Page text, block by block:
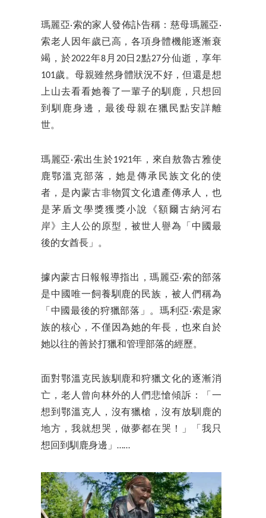
瑪麗亞·索的家人發佈訃告稱：慈母瑪麗亞·
索老人因年歲已高，各項身體機能逐漸衰
竭，於2022年8月20日2點27分仙逝，享年
101歲。母親雖然身體狀況不好，但還是想
上山去看看她養了一輩子的馴鹿，只想回
到馴鹿身邊，最後母親在獵民點安詳離
世。
瑪麗亞·索出生於1921年，來自敖魯古雅使
鹿鄂溫克部落，她是傳承民族文化的使
者，是內蒙古非物質文化遺產傳承人，也
是茅盾文學獎獲獎小說《額爾古納河右
岸》主人公的原型，被世人譽為「中國最
後的女酋長」。
據內蒙古日報報導指出，瑪麗亞·索的部落
是中國唯一飼養馴鹿的民族，被人們稱為
「中國最後的狩獵部落」。瑪利亞·索是家
族的核心，不僅因為她的年長，也來自於
她以往的善於打獵和管理部落的經歷。
面對鄂溫克民族馴鹿和狩獵文化的逐漸消
亡，老人曾向林外的人們悲愴傾訴：「一
想到鄂溫克人，沒有獵槍，沒有放馴鹿的
地方，我就想哭，做夢都在哭！」「我只
想回到馴鹿身邊」……